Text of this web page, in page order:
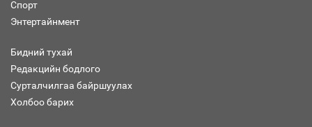
Спорт
Энтертайнмент
Бидний тухай
Редакцийн бодлого
Сурталчилгаа байршуулах
Холбоо барих